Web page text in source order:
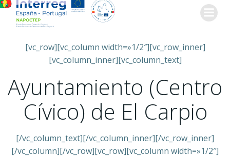
Saltar
[vc_row][vc_column width=»1/2″][vc_row_inner]
[vc_column_inner][vc_column_text]
Ayuntamiento (Centro
Cívico) de El Carpio
[/vc_column_text][/vc_column_inner][/vc_row_inner]
[/vc_column][/vc_row][vc_row][vc_column width=»1/2″]